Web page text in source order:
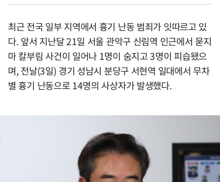
최근 전국 일부 지역에서 흉기 난동 범죄가 잇따르고 있
다. 앞서 지난달 21일 서울 관악구 신림역 인근에서 묻지
마 칼부림 사건이 일어나 1명이 숨지고 3명이 피습됐으
며, 전날(3일) 경기 성남시 분당구 서현역 일대에서 무차
별 흉기 난동으로 14명의 사상자가 발생했다.